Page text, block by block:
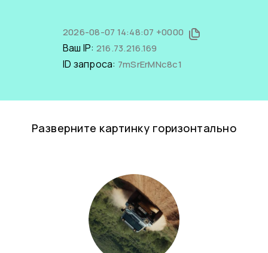
2026-08-07 14:48:07 +0000
Ваш IP: 216.73.216.169
ID запроса: 7mSrErMNc8c1
Разверните картинку горизонтально